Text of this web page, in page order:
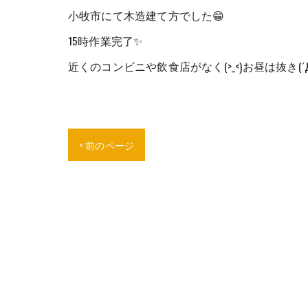
小牧市にて木造建て方でした😁
15時作業完了✨
近くのコンビニや飲食店がなく(>_<)お昼は抜き
< 前のページ